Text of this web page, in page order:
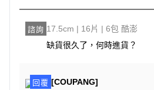
諮詢 17.5cm | 16片 | 6包 酷澎
缺貨很久了，何時進貨？
回覆 [COUPANG]